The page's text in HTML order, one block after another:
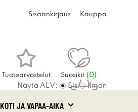
Sisäänkirjaus Kauppa
Tuotearvostelut Suosikit (0)
Ostoskori
Näytä ALV: Sis Ilman
KOTI JA VAPAA-AIKA